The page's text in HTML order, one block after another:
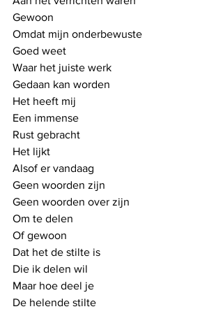
Gewoon
Omdat mijn onderbewuste
Goed weet
Waar het juiste werk
Gedaan kan worden
Het heeft mij
Een immense
Rust gebracht
Het lijkt
Alsof er vandaag
Geen woorden zijn
Geen woorden over zijn
Om te delen
Of gewoon
Dat het de stilte is
Die ik delen wil
Maar hoe deel je
De helende stilte